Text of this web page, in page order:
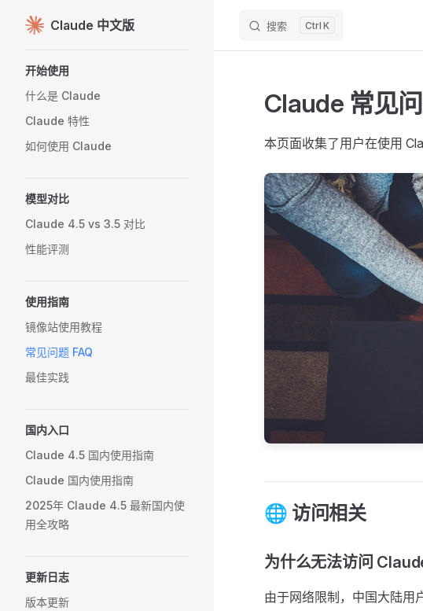
Skip to content
Claude 中文版 搜索 K
开始使用
什么是 Claude
Claude 特性
如何使用 Claude
模型对比
Claude 4.5 vs 3.5 对比
性能评测
使用指南
镜像站使用教程
常见问题 FAQ
最佳实践
国内入口
Claude 4.5 国内使用指南
Claude 国内使用指南
2025年 Claude 4.5 最新国内使
用全攻略
更新日志
版本更新
Claude 常见
本页面收集了用户在使用
🌐 访问相关
为什么无法访问
由于网络限制，中国大陆用